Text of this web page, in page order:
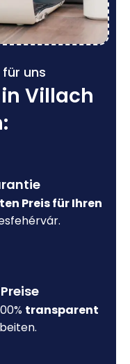
uns
Villach
Preis für Ihren
transparent